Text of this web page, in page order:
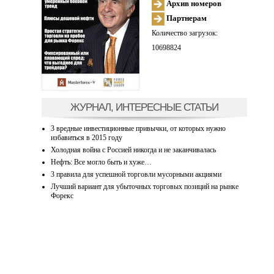
Архив номеров
Партнерам
Количество загрузок:
10698824
ЖУРНАЛ, ИНТЕРЕСНЫЕ СТАТЬИ
3 вредные инвестиционные привычки, от которых нужно
избавиться в 2015 году
Холодная война с Россией никогда и не заканчивалась
Нефть: Все могло быть и хуже…
3 правила для успешной торговли мусорными акциями
Лучший вариант для убыточных торговых позиций на рынке
Форекс